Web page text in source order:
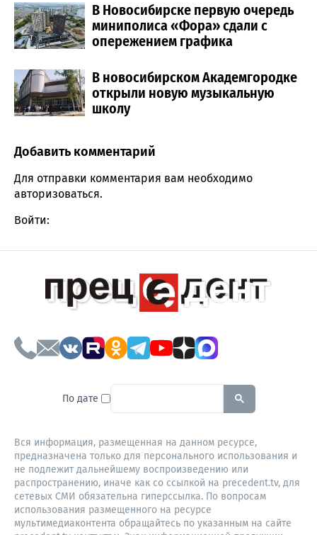
В Новосибирске первую очередь
миниполиса «Фора» сдали с
опережением графика
В новосибирском Академгородке
открыли новую музыкальную
школу
Comment section
Добавить комментарий
Для отправки комментария вам необходимо
авторизоваться.
Войти:
По дате To search this site, enter a
Вся информация, размещенная на данном ресурсе,
предназначена только для персонального использования и
не подлежит дальнейшему воспроизведению или
распространению, иначе как со ссылкой на precedent.tv, для
сетевых СМИ обязательна гиперссылка. По вопросам
использования размещенного на ресурсе
мультимедиаконтента обращайтесь по указанным на сайте